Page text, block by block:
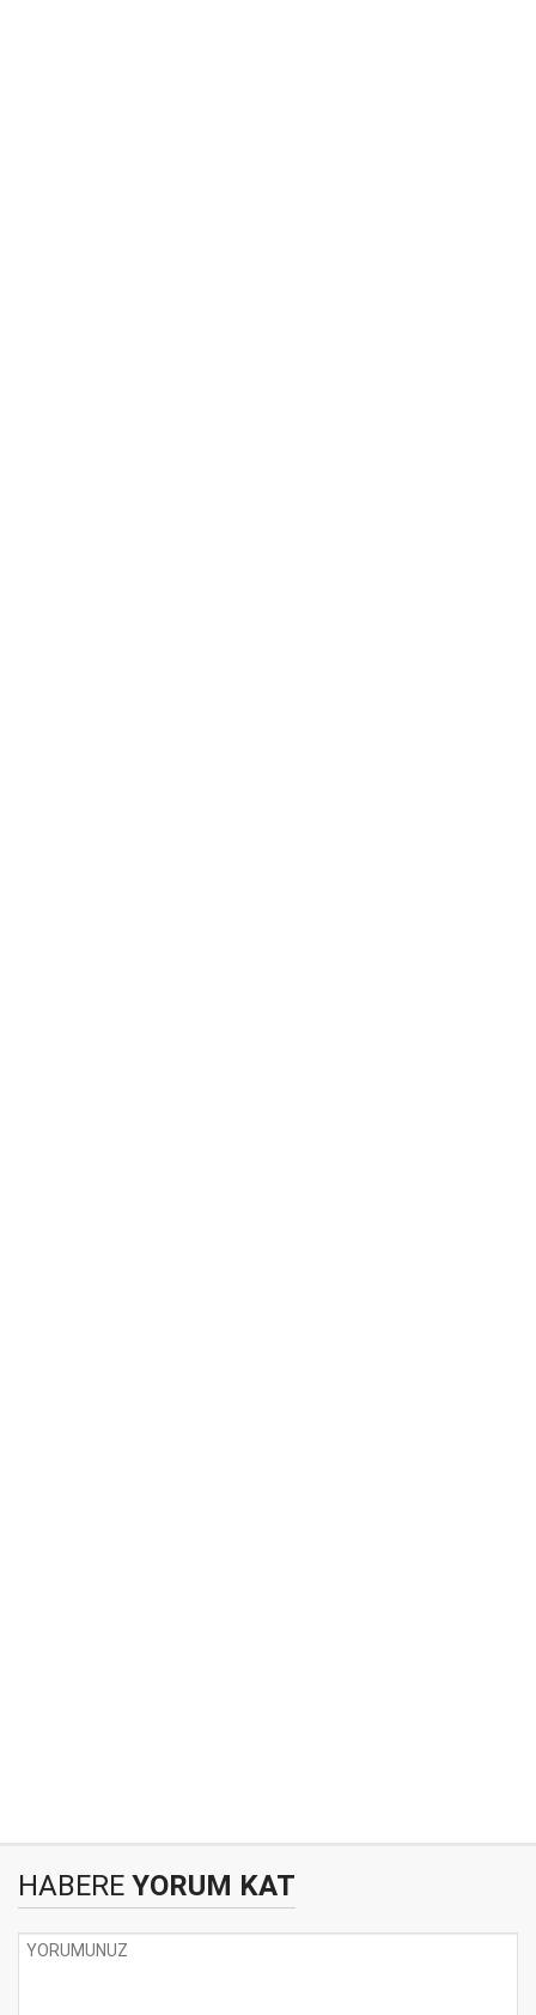
HABERE YORUM KAT